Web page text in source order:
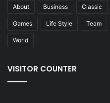
About Business Classic
Games Life Style Team
World
VISITOR COUNTER